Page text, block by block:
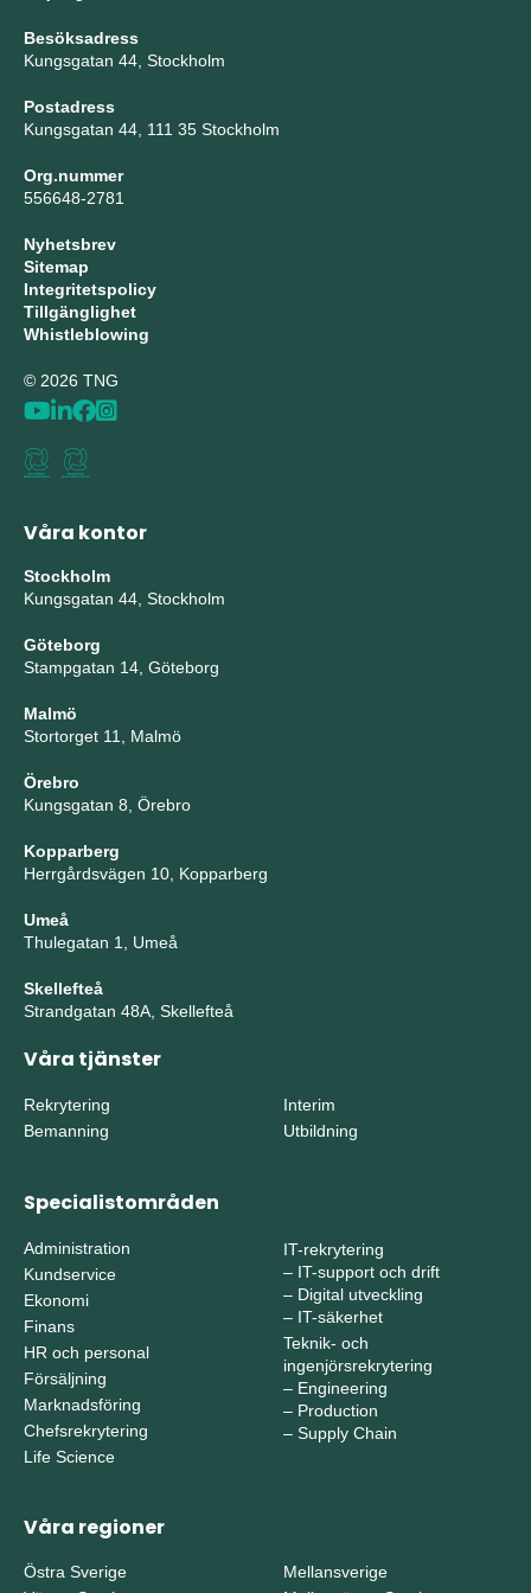
Besöksadress
Kungsgatan 44, Stockholm
Postadress
Kungsgatan 44, 111 35 Stockholm
Org.nummer
556648-2781
Nyhetsbrev
Sitemap
Integritetspolicy
Tillgänglighet
Whistleblowing
© 2026 TNG
Våra kontor
Stockholm
Kungsgatan 44, Stockholm
Göteborg
Stampgatan 14, Göteborg
Malmö
Stortorget 11, Malmö
Örebro
Kungsgatan 8, Örebro
Kopparberg
Herrgårdsvägen 10, Kopparberg
Umeå
Thulegatan 1, Umeå
Skellefteå
Strandgatan 48A, Skellefteå
Våra tjänster
Rekrytering
Bemanning
Interim
Utbildning
Specialistområden
Administration
Kundservice
Ekonomi
Finans
HR och personal
Försäljning
Marknadsföring
Chefsrekrytering
Life Science
IT-rekrytering
– IT-support och drift
– Digital utveckling
– IT-säkerhet
Teknik- och
ingenjörsrekrytering
– Engineering
– Production
– Supply Chain
Våra regioner
Östra Sverige
Mellansverige